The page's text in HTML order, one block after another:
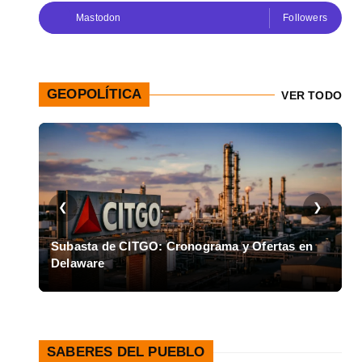
Mastodon Followers
GEOPOLÍTICA VER TODO
❮
Subasta de CITGO: Cronograma y Ofertas en
Delaware
❯
SABERES DEL PUEBLO